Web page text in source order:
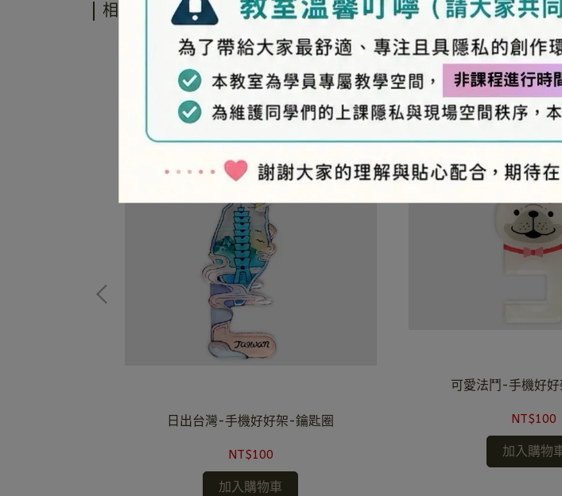
相關商品
日出台灣-手機好好架-鑰匙圈
NT$100
加入購物車
可愛法鬥-手機好
NT$100
加入購物